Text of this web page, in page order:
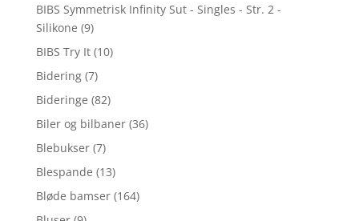
BIBS Symmetrisk Infinity Sut - Singles - Str. 2 -
Silikone (9)
BIBS Try It (10)
Bidering (7)
Bideringe (82)
Biler og bilbaner (36)
Blebukser (7)
Blespande (13)
Bløde bamser (164)